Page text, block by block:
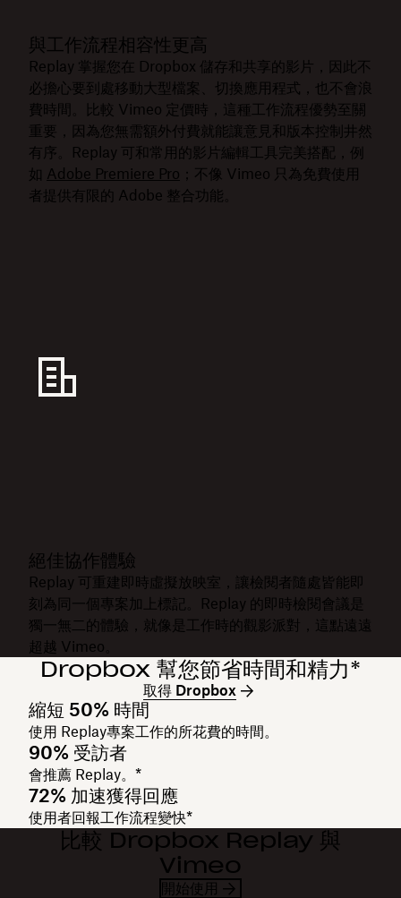
與工作流程相容性更高
Replay 掌握您在 Dropbox 儲存和共享的影片，因此不
必擔心要到處移動大型檔案、切換應用程式，也不會浪
費時間。比較 Vimeo 定價時，這種工作流程優勢至關
重要，因為您無需額外付費就能讓意見和版本控制井然
有序。Replay 可和常用的影片編輯工具完美搭配，例
如 Adobe Premiere Pro ；不像 Vimeo 只為免費使用
者提供有限的 Adobe 整合功能。
絕佳協作體驗
Replay 可重建即時虛擬放映室，讓檢閱者隨處皆能即
刻為同一個專案加上標記。Replay 的即時檢閱會議是
獨一無二的體驗，就像是工作時的觀影派對，這點遠遠
超越 Vimeo。
Dropbox 幫您節省時間和精力*
取得 Dropbox
縮短 50% 時間
使用 Replay專案工作的所花費的時間。
90% 受訪者
會推薦 Replay。*
72% 加速獲得回應
使用者回報工作流程變快*
比較 Dropbox Replay 與
Vimeo
開始使用